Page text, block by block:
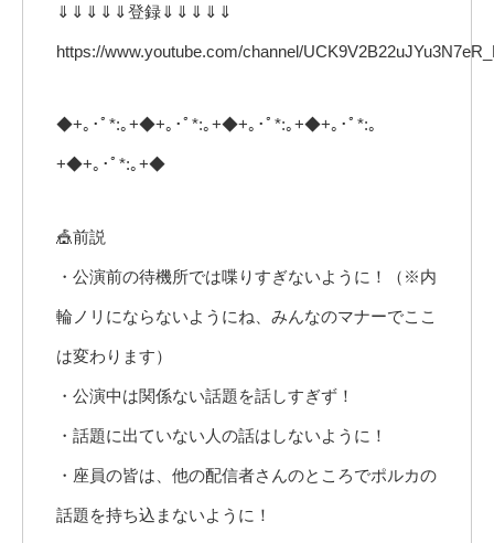
⇓⇓⇓⇓⇓登録⇓⇓⇓⇓⇓
https://www.youtube.com/channel/
◆+｡･ﾟ*:｡+◆+｡･ﾟ*:｡+◆+｡･ﾟ*:｡+◆+｡･ﾟ*:｡
+◆+｡･ﾟ*:｡+◆
🎪前説
・公演前の待機所では喋りすぎないように！（※内
輪ノリにならないようにね、みんなのマナーでここ
は変わります）
・公演中は関係ない話題を話しすぎず！
・話題に出ていない人の話はしないように！
・座員の皆は、他の配信者さんのところでポルカの
話題を持ち込まないように！